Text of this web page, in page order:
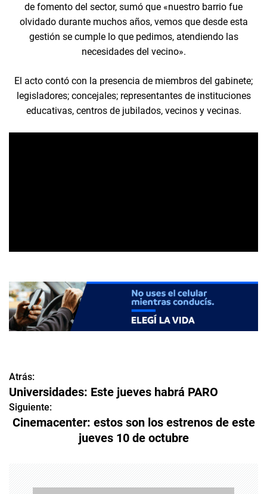
de fomento del sector, sumó que «nuestro barrio fue
olvidado durante muchos años, vemos que desde esta
gestión se cumple lo que pedimos, atendiendo las
necesidades del vecino».
El acto contó con la presencia de miembros del gabinete;
legisladores; concejales; representantes de instituciones
educativas, centros de jubilados, vecinos y vecinas.
N
a
v
Atrás:
Universidades: Este jueves habrá PARO
Siguiente:
Cinemacenter: estos son los estrenos de este
jueves 10 de octubre